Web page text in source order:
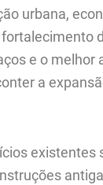
urbana,
e o
a